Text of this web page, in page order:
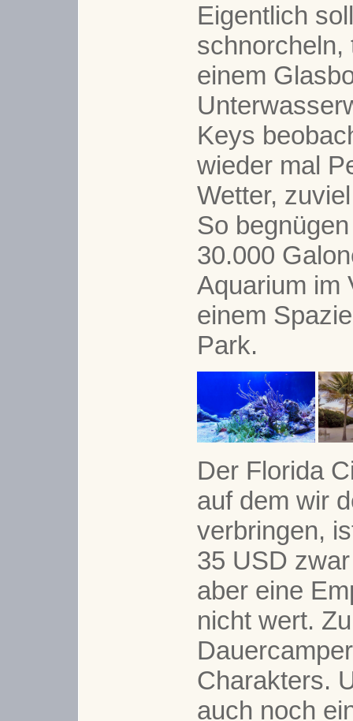
Eigentlich
schnorcheln,
einem
Keys
wieder mal
Wetter,
So
30.000
Aquarium im
einem
Park.
Der Florida
auf dem wir
verbringen,
35 USD
aber eine
nicht wert.
Charakters.
auch noch